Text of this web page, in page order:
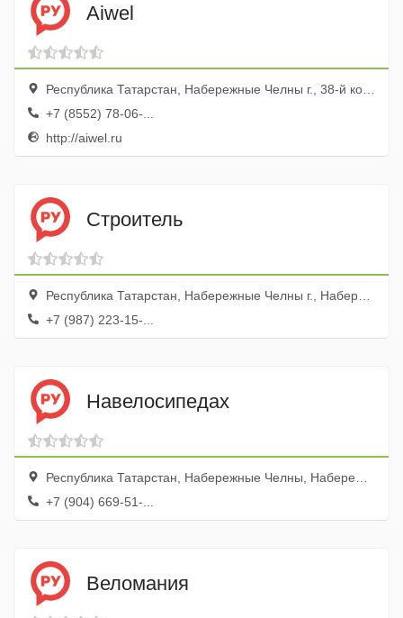
Aiwel
Республика Татарстан, Набережные Челны г., 38-й комплекс, 9а
+7 (8552) 78-06-...
http://aiwel.ru
Строитель
Республика Татарстан, Набережные Челны г., Набережная Габдуллы Тукая, Стадион Строитель, здание кассы
+7 (987) 223-15-...
Навелосипедах
Республика Татарстан, Набережные Челны, Набережночелнинский просп., 16
+7 (904) 669-51-...
Веломания